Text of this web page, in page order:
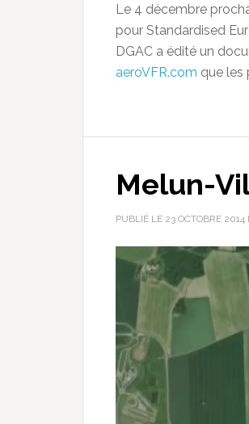
Le 4 décembre
pour Standardised
DGAC a édité un
aeroVFR.com que les
Melun-
PUBLIÉ LE 23 OCTOBRE 2014